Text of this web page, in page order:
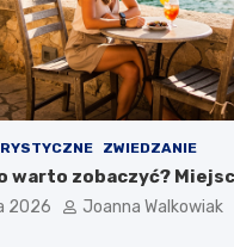
ZWIEDZANIE
warto zobaczyć?
2026 Joanna Walkowiak